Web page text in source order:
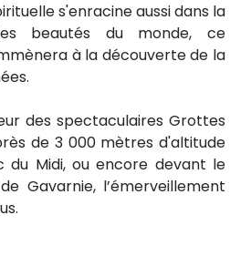
s'enracine aussi dans la
beautés du monde, ce
à la découverte de la
des spectaculaires Grottes
de 3 000 mètres d'altitude
du Midi, ou encore devant le
Gavarnie, l’émerveillement